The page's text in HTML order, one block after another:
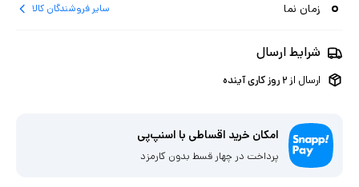
زمان نما سایر فروشندگان کالا
شرایط ارسال
ارسال از ۲ روز کاری آینده
امکان خرید اقساطی با اسنپ‌پی
پرداخت در چهار قسط بدون کارمزد